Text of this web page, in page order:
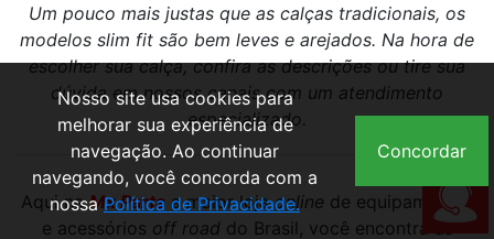
Um pouco mais justas que as calças tradicionais, os
modelos slim fit são bem leves e arejados. Na hora de
escolher sua calça, confira as descrições ou tire sua
dúvida em nossos canais com um atendimento
especializado.
Aqui naMx Parts a maior lojaonline de equipamentos
e acessórios off road do Brasil, você encontra as
Nosso site usa cookies para
melhorar sua experiência de
navegação. Ao continuar
navegando, você concorda com a
nossaPolítica de Privacidade.
Concordar